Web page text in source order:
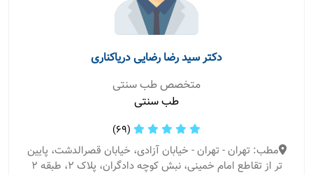
دکتر سید رضا رضایی دریاکناری
متخصص طب سنتی
طب سنتی
(69)
مطب: تهران - تهران - خیابان آزادی، خیابان قصرالدشت، پایین
تر از تقاطع امام خمینی، نبش کوچه دادگران، پلاک 2، طبقه 2